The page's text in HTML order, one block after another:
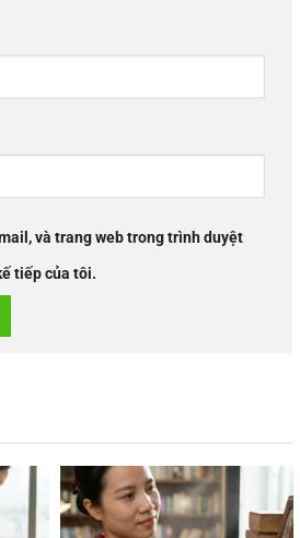
và trang web trong trình duyệt
tiếp của tôi.